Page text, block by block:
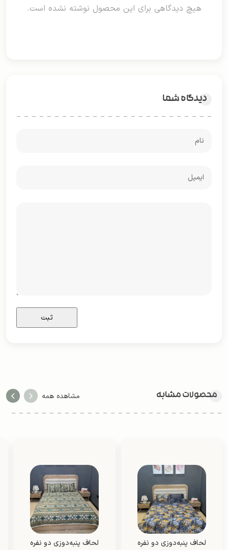
هیچ دیدگاهی برای این محصول نوشته نشده است.
دیدگاه شما
محصولات مشابه مشاهده همه
لحاف پنبه‌دوزی دو نفره
لحاف پنبه‌دوزی دو نفره